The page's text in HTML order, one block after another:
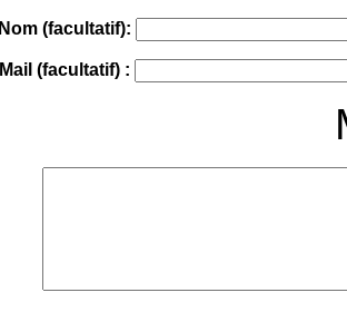
Nom (facultatif):
Mail (facultatif) :